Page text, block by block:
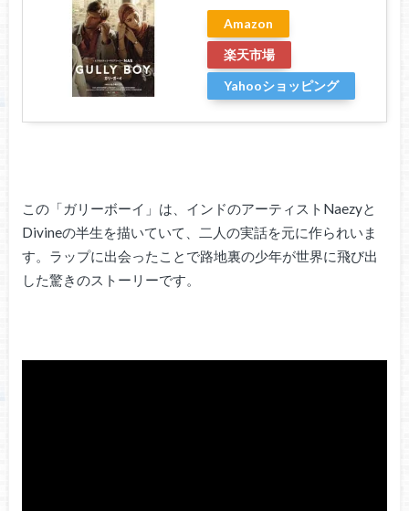
Amazon
楽天市場
Yahooショッピング
この「ガリーボーイ」は、インドのアーティストNaezyと
Divineの半生を描いていて、二人の実話を元に作られいま
す。ラップに出会ったことで路地裏の少年が世界に飛び出
した驚きのストーリーです。